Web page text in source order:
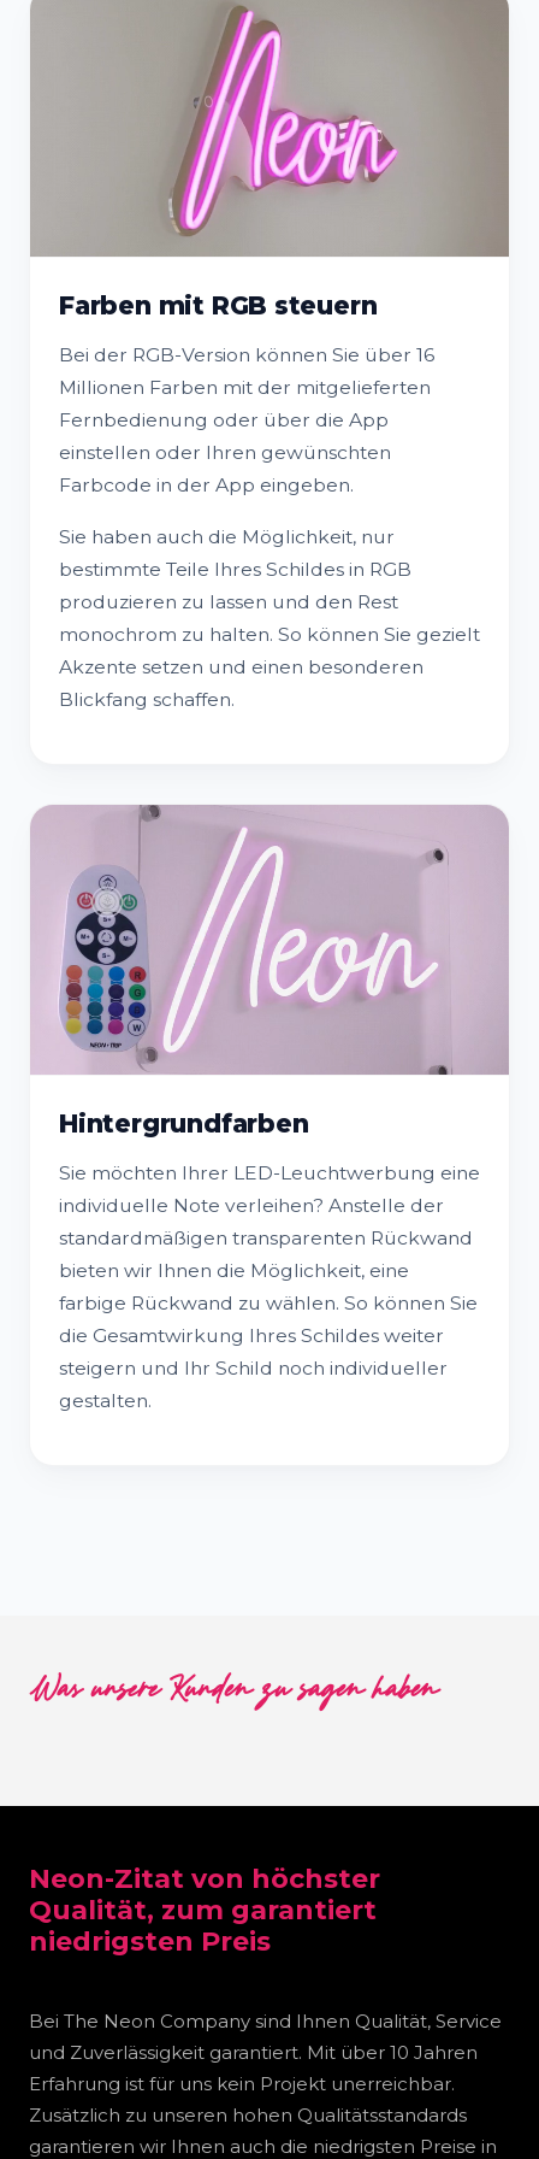
Farben mit RGB steuern
Bei der RGB-Version können Sie über 16
Millionen Farben mit der mitgelieferten
Fernbedienung oder über die App
einstellen oder Ihren gewünschten
Farbcode in der App eingeben.
Sie haben auch die Möglichkeit, nur
bestimmte Teile Ihres Schildes in RGB
produzieren zu lassen und den Rest
monochrom zu halten. So können Sie gezielt
Akzente setzen und einen besonderen
Blickfang schaffen.
Hintergrundfarben
Sie möchten Ihrer LED-Leuchtwerbung eine
individuelle Note verleihen? Anstelle der
standardmäßigen transparenten Rückwand
bieten wir Ihnen die Möglichkeit, eine
farbige Rückwand zu wählen. So können Sie
die Gesamtwirkung Ihres Schildes weiter
steigern und Ihr Schild noch individueller
gestalten.
Was unsere Kunden zu sagen haben
Neon-Zitat von höchster
Qualität, zum garantiert
niedrigsten Preis
Bei The Neon Company sind Ihnen Qualität, Service
und Zuverlässigkeit garantiert. Mit über 10 Jahren
Erfahrung ist für uns kein Projekt unerreichbar.
Zusätzlich zu unseren hohen Qualitätsstandards
garantieren wir Ihnen auch die niedrigsten Preise in